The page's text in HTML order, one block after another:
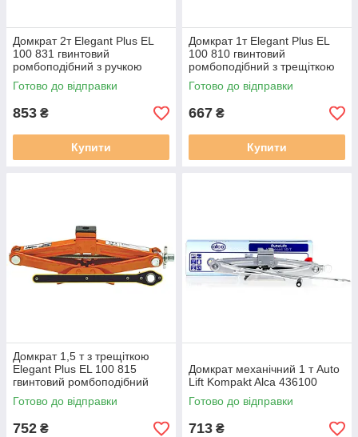
Домкрат 2т Elegant Plus EL
100 831 гвинтовий
ромбоподібний з ручкою
Готово до відправки
853 ₴
Купити
Домкрат 1т Elegant Plus EL
100 810 гвинтовий
ромбоподібний з трещіткою
Готово до відправки
667 ₴
Купити
Домкрат 1,5 т з трещіткою
Elegant Plus EL 100 815
гвинтовий ромбоподібний
Готово до відправки
752 ₴
Домкрат механічний 1 т Auto
Lift Kompakt Alca 436100
Готово до відправки
713 ₴